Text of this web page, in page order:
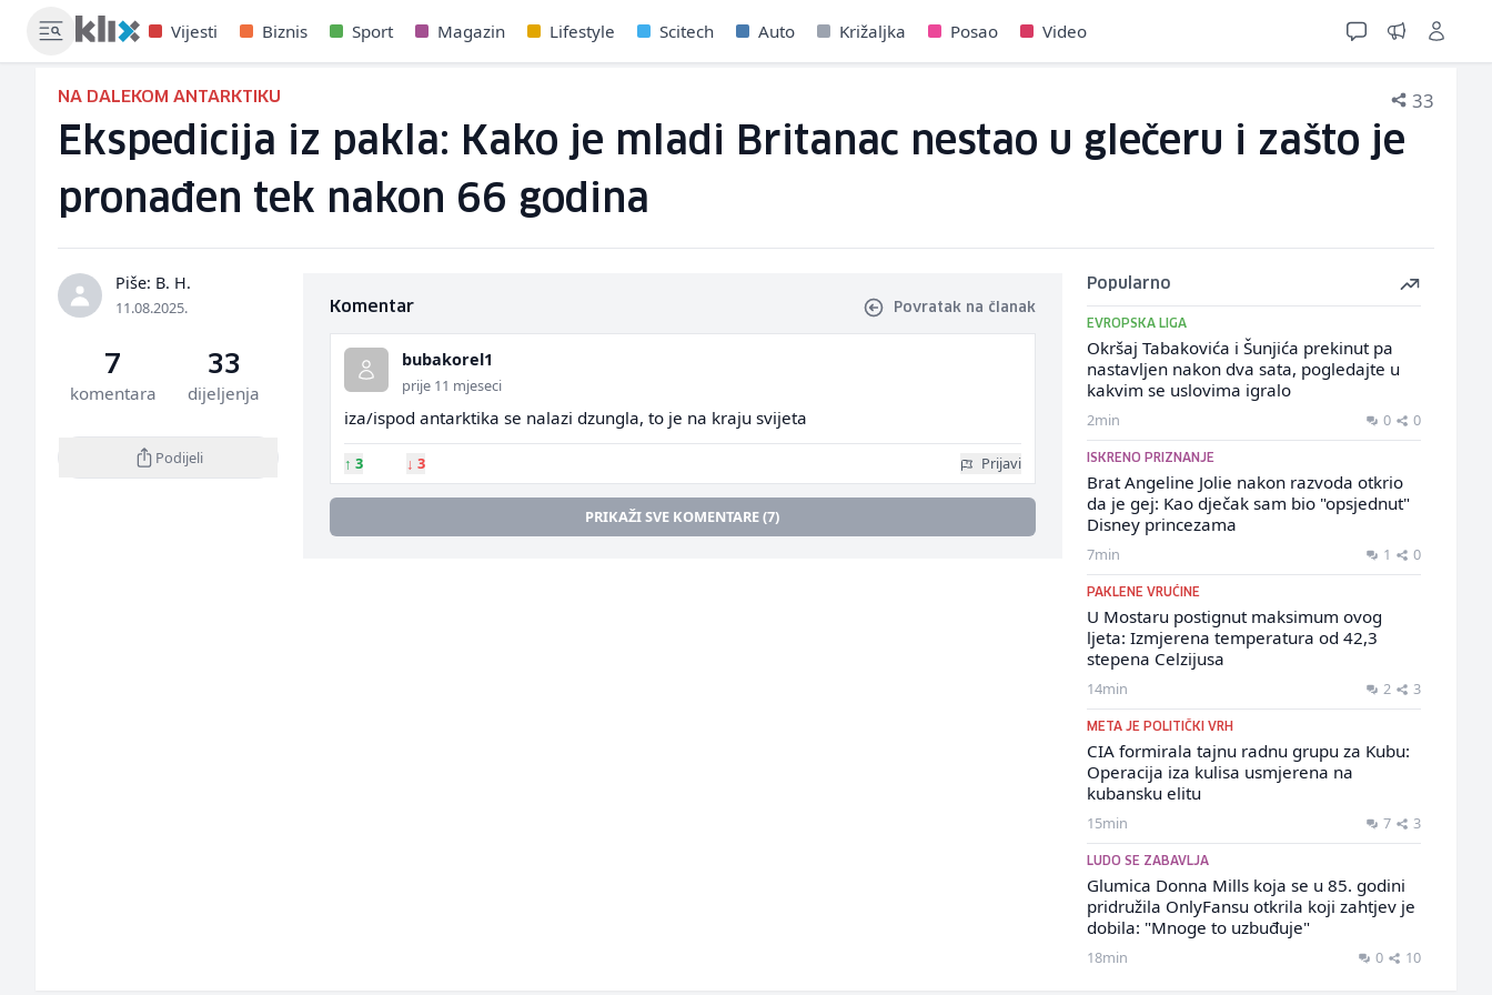
Vijesti Biznis Sport Magazin Lifestyle Scitech Auto Križaljka Posao Video
NA DALEKOM ANTARKTIKU 33
Ekspedicija iz pakla: Kako je mladi Britanac nestao u glečeru i zašto je
pronađen tek nakon 66 godina
Piše: B. H.
11.08.2025.
7
komentara
33
dijeljenja
Podijeli
Komentar Povratak na članak
bubakorel1
prije 11 mjeseci
iza/ispod antarktika se nalazi dzungla, to je na kraju svijeta
↑ 3 ↓ 3 Prijavi
PRIKAŽI SVE KOMENTARE (7)
Popularno
EVROPSKA LIGA
Okršaj Tabakovića i Šunjića prekinut pa
nastavljen nakon dva sata, pogledajte u
kakvim se uslovima igralo
2min 0 0
ISKRENO PRIZNANJE
Brat Angeline Jolie nakon razvoda otkrio
da je gej: Kao dječak sam bio "opsjednut"
Disney princezama
7min 1 0
PAKLENE VRUĆINE
U Mostaru postignut maksimum ovog
ljeta: Izmjerena temperatura od 42,3
stepena Celzijusa
14min 2 3
META JE POLITIČKI VRH
CIA formirala tajnu radnu grupu za Kubu:
Operacija iza kulisa usmjerena na
kubansku elitu
15min 7 3
LUDO SE ZABAVLJA
Glumica Donna Mills koja se u 85. godini
pridružila OnlyFansu otkrila koji zahtjev je
dobila: "Mnoge to uzbuđuje"
18min 0 10